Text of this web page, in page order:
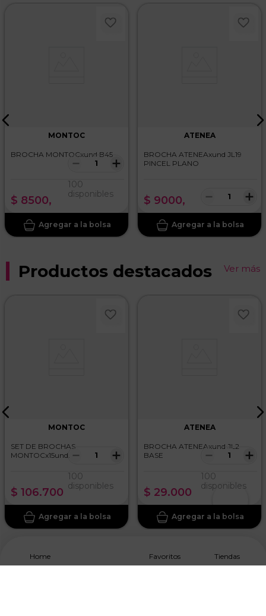
MONTOC
BROCHA MONTOCxund B45
$ 8500,
＋
－
100
disponibles
ATENEA
BROCHA ATENEAxund JL19
PINCEL PLANO
$ 9000, ＋
－
Productos destacados Ver más
MONTOC
SET DE BROCHAS
MONTOCx15und
$ 106.700
＋
－
100
disponibles
ATENEA
BROCHA ATENEAxund JL2
BASE
$ 29.000
＋
－
100
disponibles
Home Favoritos Tiendas